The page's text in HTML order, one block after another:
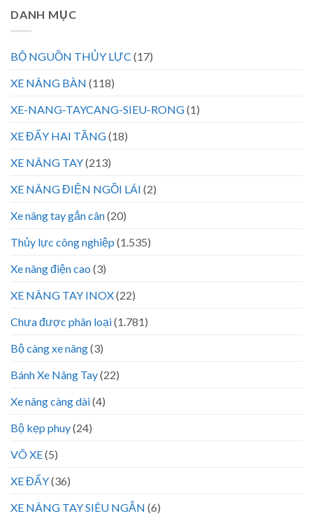
DANH MỤC
BỘ NGUỒN THỦY LỰC (17)
XE NÂNG BÀN (118)
XE-NANG-TAYCANG-SIEU-RONG(1)
XE ĐẨY HAI TẦNG(18)
XE NÂNG TAY(213)
XE NÂNG ĐIỆN NGỒI LÁI (2)
Xe nâng tay gắn cân(20)
Thủy lực công nghiệp (1.535)
Xe nâng điện cao (3)
XE NÂNG TAY INOX(22)
Chưa được phân loại(1.781)
Bộ càng xe nâng(3)
Bánh Xe Nâng Tay(22)
Xe nâng càng dài(4)
Bộ kẹp phuy(24)
VÕ XE(5)
XE ĐẨY(36)
XE NÂNG TAY SIÊU NGẮN (6)